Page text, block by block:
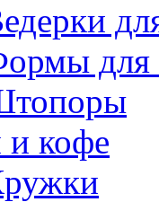
для
и кофе